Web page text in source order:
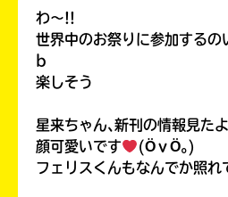
わ〜!!
世界中のお祭りに参加する
b
楽しそう
星来ちゃん､新刊の情報見た
顔可愛いです
(ӦｖӦ｡)
フェリスくんもなんでか照れ